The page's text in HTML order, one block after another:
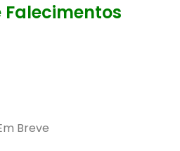
Falecimentos
Breve